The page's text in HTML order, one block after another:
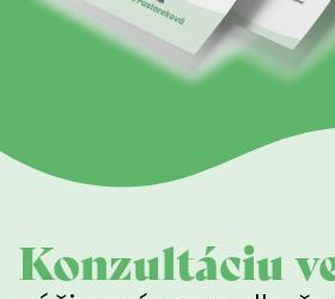
Konzultáciu